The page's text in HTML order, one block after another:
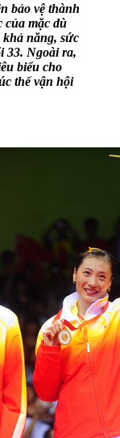
bảo vệ thành
của mặc dù
khả năng, sức
33. Ngoài ra,
biểu cho
thế vận hội